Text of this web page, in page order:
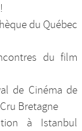
!
du Québec
du film
de Cinéma de
Bretagne
à Istanbul